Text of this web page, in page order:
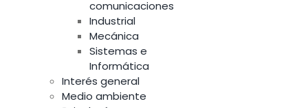
comunicaciones
Industrial
Mecánica
Sistemas e
Informática
Interés general
Medio ambiente